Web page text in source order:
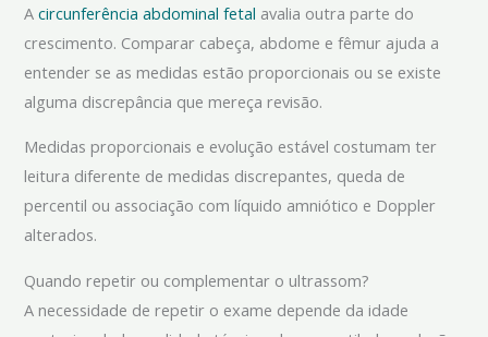
Acircunferência abdominal fetal avalia outra parte do
crescimento. Comparar cabeça, abdome e fêmur ajuda a
entender se as medidas estão proporcionais ou se existe
alguma discrepância que mereça revisão.
Medidas proporcionais e evolução estável costumam ter
leitura diferente de medidas discrepantes, queda de
percentil ou associação com líquido amniótico e Doppler
alterados.
Quando repetir ou complementar o ultrassom?
A necessidade de repetir o exame depende da idade